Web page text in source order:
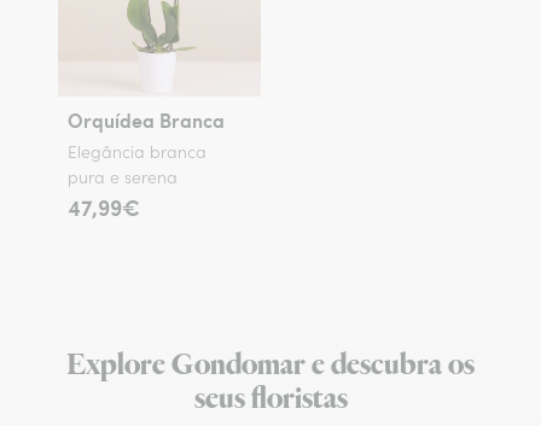
Orquídea Branca
Elegância branca
pura e serena
47,99€
Explore Gondomar e descubra os
seus floristas